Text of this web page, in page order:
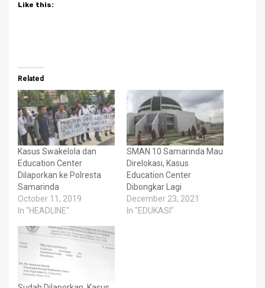
Like this:
Related
Kasus Swakelola dan
Education Center
Dilaporkan ke Polresta
Samarinda
October 11, 2019
In "HEADLINE"
SMAN 10 Samarinda Mau
Direlokasi, Kasus
Education Center
Dibongkar Lagi
December 23, 2021
In "EDUKASI"